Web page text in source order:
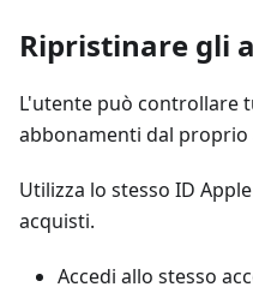
Ripristinare gli
L'utente può controllare
abbonamenti dal proprio
Utilizza lo stesso ID
acquisti.
Accedi allo stesso